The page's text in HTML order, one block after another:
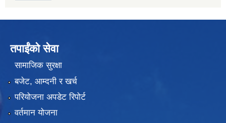
तपाईंको सेवा
सामाजिक सुरक्षा
बजेट, आम्दनी र खर्च
परियोजना अपडेट रिपोर्ट
वर्तमान योजना